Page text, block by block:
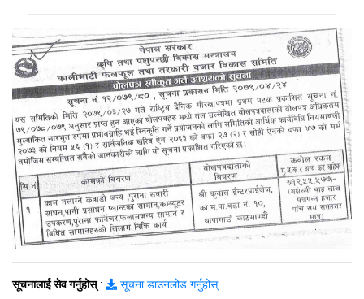
सूचनालाई सेव गर्नुहोस्: सूचना डाउनलोड गर्नुहोस्